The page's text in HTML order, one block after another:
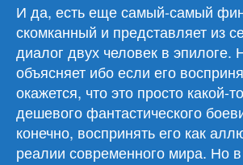
И да, есть еще самый-самый
скомканный и представляет из
диалог двух человек в эпилоге.
объясняет ибо если его
окажется, что это просто какой-
дешевого фантастического
конечно, воспринять его как
реалии современного мира. Но